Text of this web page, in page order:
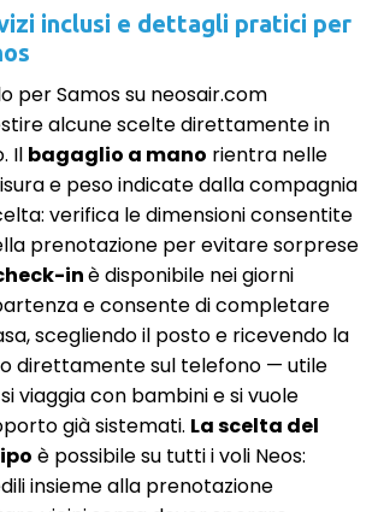
inclusi e dettagli pratici per
per Samos su neosair.com
alcune scelte direttamente in
Il bagaglio a mano rientra nelle
e peso indicate dalla compagnia
verifica le dimensioni consentite
prenotazione per evitare sorprese
inè disponibile nei giorni
e consente di completare
scegliendo il posto e ricevendo la
direttamente sul telefono — utile
viaggia con bambini e si vuole
già sistemati. La scelta del
è possibile su tutti i voli Neos:
insieme alla prenotazione